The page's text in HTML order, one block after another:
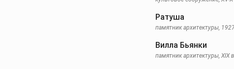
Ратуша
памятник архитектуры,
Вилла Бьянки
памятник архитектуры, XIX в.